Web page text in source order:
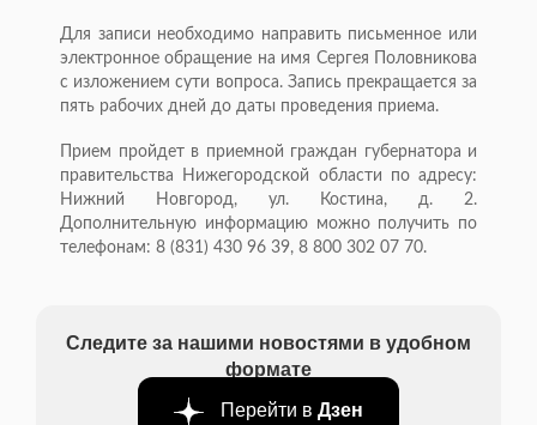
Для записи необходимо направить письменное или
электронное обращение на имя Сергея Половникова
с изложением сути вопроса. Запись прекращается за
пять рабочих дней до даты проведения приема.
Прием пройдет в приемной граждан губернатора и
правительства Нижегородской области по адресу:
Нижний Новгород, ул. Костина, д. 2.
Дополнительную информацию можно получить по
телефонам: 8 (831) 430 96 39, 8 800 302 07 70.
Следите за нашими новостями в удобном
формате
Перейти в Дзен